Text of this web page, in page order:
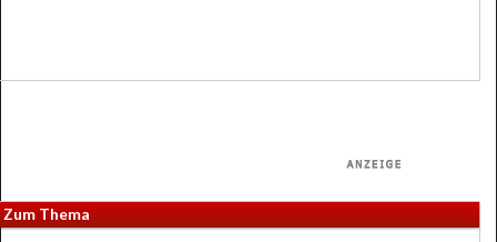
Zum Thema